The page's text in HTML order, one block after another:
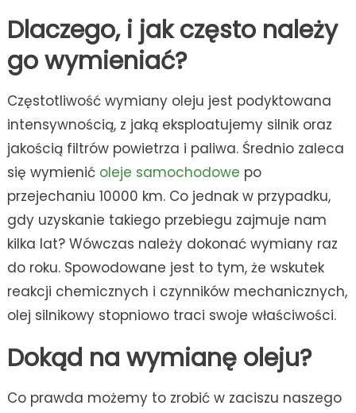
Dlaczego, i jak często należy
go wymieniać?
Częstotliwość wymiany oleju jest podyktowana
intensywnością, z jaką eksploatujemy silnik oraz
jakością filtrów powietrza i paliwa. Średnio zaleca
się wymienić oleje samochodowe po
przejechaniu 10000 km. Co jednak w przypadku,
gdy uzyskanie takiego przebiegu zajmuje nam
kilka lat? Wówczas należy dokonać wymiany raz
do roku. Spowodowane jest to tym, że wskutek
reakcji chemicznych i czynników mechanicznych,
olej silnikowy stopniowo traci swoje właściwości.
Dokąd na wymianę oleju?
Co prawda możemy to zrobić w zaciszu naszego